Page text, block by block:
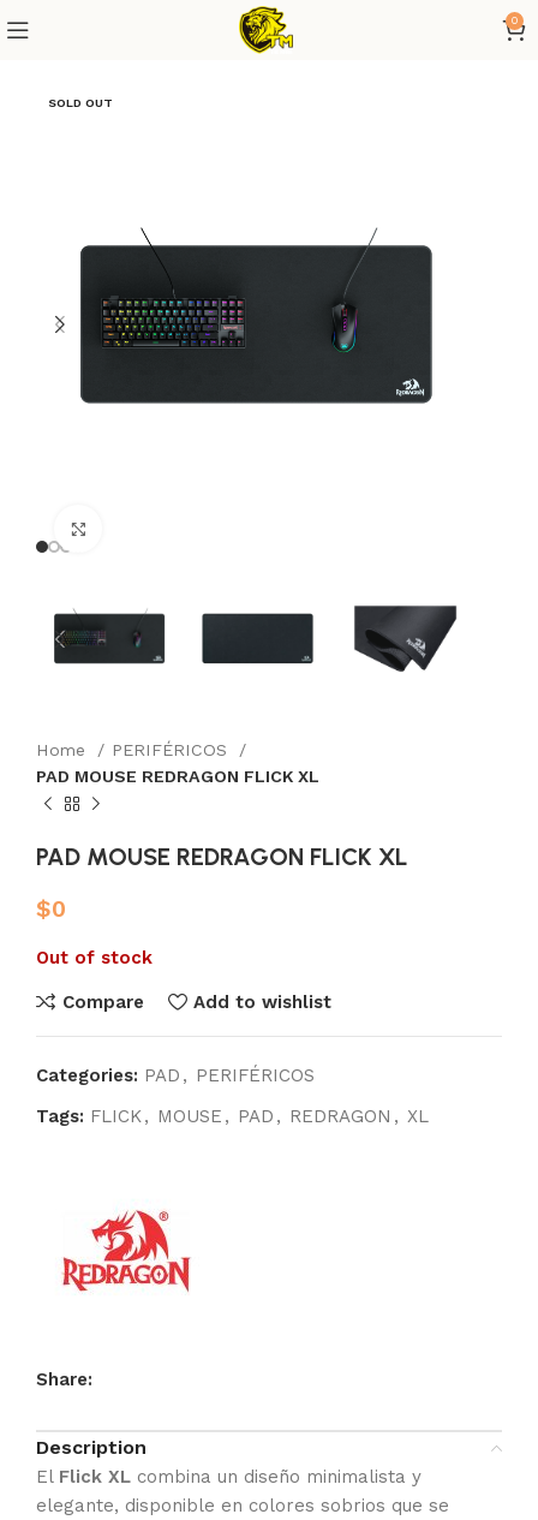
0
SOLD OUT
Home
PERIFÉRICOS
PAD MOUSE REDRAGON FLICK XL
PAD MOUSE REDRAGON FLICK XL
$0
Out of stock
Compare Add to wishlist
Categories: PAD , PERIFÉRICOS
Tags: FLICK, MOUSE , PAD , REDRAGON , XL
Share:
Description
El Flick XL combina un diseño minimalista y
elegante, disponible en colores sobrios que se